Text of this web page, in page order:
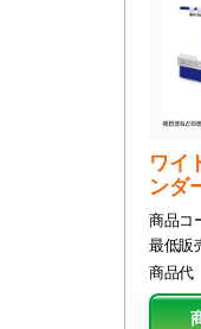
ワイ
ンダ
商品コ
最低販
商品代